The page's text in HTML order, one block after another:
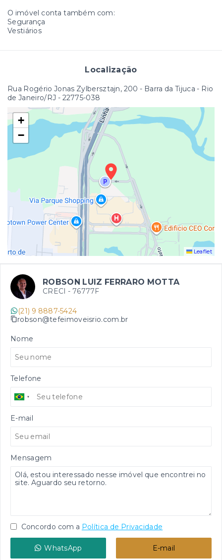
O imóvel conta também com:
Segurança
Vestiários
Localização
Rua Rogério Jonas Zylbersztajn, 200 - Barra da Tijuca - Rio
de Janeiro/RJ - 22775-038
+
−
Leaflet
ROBSON LUIZ FERRARO MOTTA
CRECI - 76777F
(21) 9 8887-5424
robson@tefeimoveisrio.com.br
Nome
Telefone
E-mail
Mensagem
Concordo com a Política de Privacidade
WhatsApp E-mail